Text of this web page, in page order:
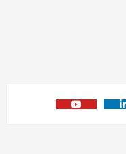
Linkedin
Youtube